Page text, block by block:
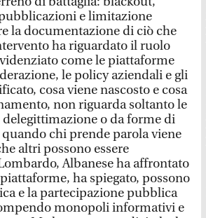
e limitazione
la documentazione di ciò che
ha riguardato il ruolo
come le piattaforme
le policy aziendali e gli
cosa viene nascosto e cosa
non riguarda soltanto le
o da forme di
chi prende parola viene
altri possono essere
Albanese ha affrontato
ha spiegato, possono
e la partecipazione pubblica
monopoli informativi e